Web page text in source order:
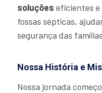
soluções eficientes e
fossas sépticas,
segurança das
Nossa História e
Nossa jornada